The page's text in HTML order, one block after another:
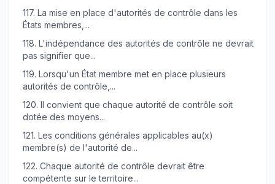
117. La mise en place d'autorités de contrôle dans les
États membres,...
118. L'indépendance des autorités de contrôle ne devrait
pas signifier que...
119. Lorsqu'un État membre met en place plusieurs
autorités de contrôle,...
120. Il convient que chaque autorité de contrôle soit
dotée des moyens...
121. Les conditions générales applicables au(x)
membre(s) de l'autorité de...
122. Chaque autorité de contrôle devrait être
compétente sur le territoire...